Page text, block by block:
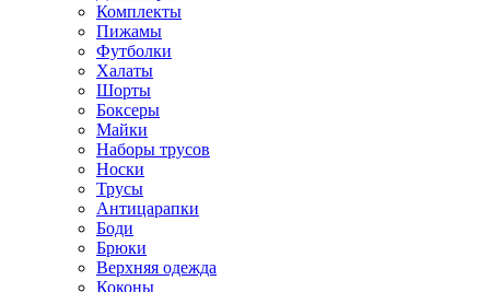
Комплекты
Пижамы
Футболки
Халаты
Шорты
Боксеры
Майки
Наборы трусов
Носки
Трусы
Антицарапки
Боди
Брюки
Верхняя одежда
Коконы